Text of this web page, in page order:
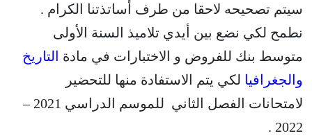
سيتم تصحيحه لاحقا من طرف أساتذتنا الكرام .
نطمح لكي نضع بين أيدي تلاميذ السنة الأولى
متوسط بنك للفروض و الاختبارات في مادة التاريخ
والجغرافيا لكي يتم الاستفادة منها للتحضير
لامتحانات الفصل الثاني للموسم الدراسي 2021 –
2022 .